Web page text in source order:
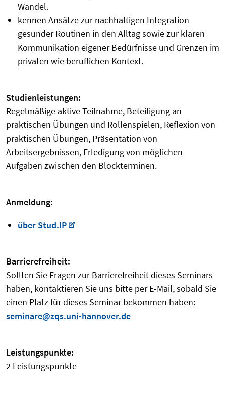
Wandel.
kennen Ansätze zur nachhaltigen Integration
gesunder Routinen in den Alltag sowie zur klaren
Kommunikation eigener Bedürfnisse und Grenzen im
privaten wie beruflichen Kontext.
Studienleistungen:
Regelmäßige aktive Teilnahme, Beteiligung an
praktischen Übungen und Rollenspielen, Reflexion von
praktischen Übungen, Präsentation von
Arbeitsergebnissen, Erledigung von möglichen
Aufgaben zwischen den Blockterminen.
Anmeldung:
über Stud.IP
Barrierefreiheit:
Sollten Sie Fragen zur Barrierefreiheit dieses Seminars
haben, kontaktieren Sie uns bitte per E-Mail, sobald Sie
einen Platz für dieses Seminar bekommen haben:
seminare@zqs.uni-hannover.de
Leistungspunkte:
2 Leistungspunkte